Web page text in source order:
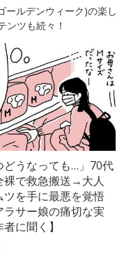
ールデンウィーク)の楽し
ンツも続々！
どうなっても…」70代
裸で救急搬送→大人
ツを手に最悪を覚悟
ラサー娘の痛切な実
に聞く】